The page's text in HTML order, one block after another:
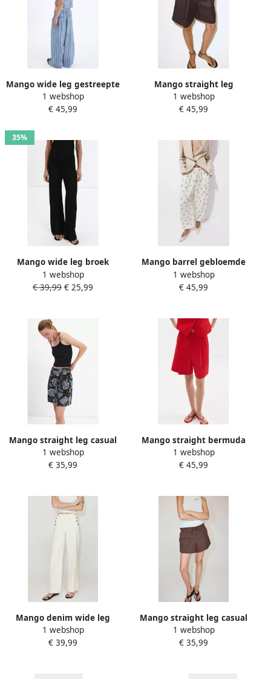
Mango wide leg gestreepte
broek met linnen blauw
1 webshop
€ 45,99
Mango straight leg
bermuda short bruin
1 webshop
€ 45,99
35%
Mango wide leg broek
zwart
1 webshop
€ 39,99 € 25,99
Mango barrel gebloemde
broek ecru
1 webshop
€ 45,99
Mango straight leg casual
gebloemde short bruin
1 webshop
€ 35,99
Mango straight bermuda
short rood
1 webshop
€ 45,99
Mango denim wide leg
broek ecru
1 webshop
€ 39,99
Mango straight leg casual
short roodbruin
1 webshop
€ 35,99